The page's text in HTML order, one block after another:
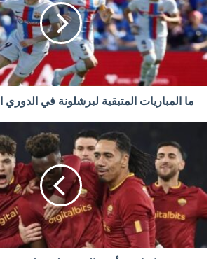
ما المباريات المتبقية لبرشلونة في الدوري